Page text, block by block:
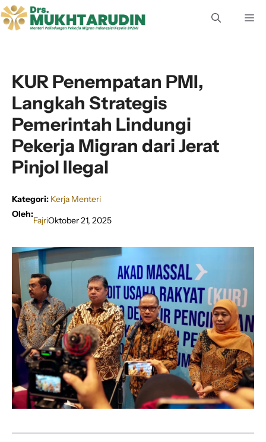
Langsung
ke
KUR Penempatan PMI,
Langkah Strategis
Pemerintah Lindungi
Pekerja Migran dari Jerat
Pinjol Ilegal
Kategori: Kerja Menteri
Oleh:
FajriOktober 21, 2025